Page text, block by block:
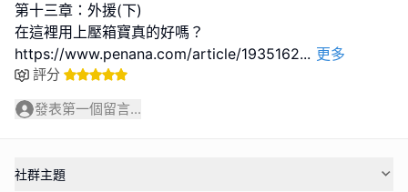
第十三章：外援(下)
在這裡用上壓箱寶真的好嗎？
https://www.penana.com/article/1935162... 更多
評分
發表第一個留言...
社群主題